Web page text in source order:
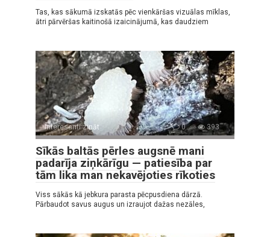
Tas, kas sākumā izskatās pēc vienkāršas vizuālas mīklas,
ātri pārvēršas kaitinošā izaicinājumā, kas daudziem
Interesanti zināt 0 393
Sīkās baltās pērles augsnē mani
padarīja ziņkārīgu — patiesība par
tām lika man nekavējoties rīkoties
Viss sākās kā jebkura parasta pēcpusdiena dārzā.
Pārbaudot savus augus un izraujot dažas nezāles,